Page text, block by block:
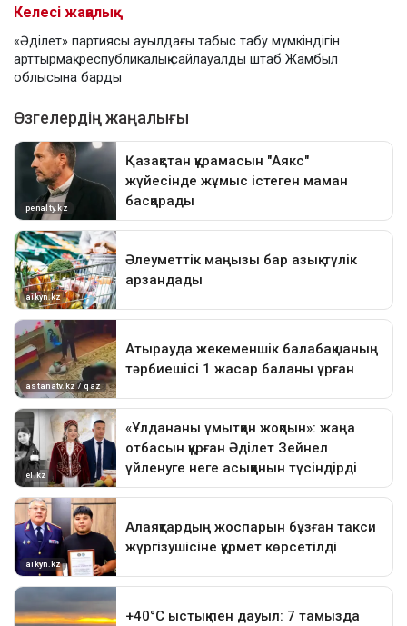
Келесі жаңалық
«Әділет» партиясы ауылдағы табыс табу мүмкіндігін
арттырмақ: республикалық сайлауалды штаб Жамбыл
облысына барды